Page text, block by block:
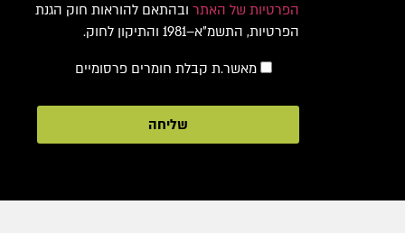
הפרטיות של האתרובהתאם להוראות חוק הגנת
הפרטיות, התשמ"א–1981 והתיקון לחוק.
מאשר.ת קבלת חומרים פרסומיים
שליחה